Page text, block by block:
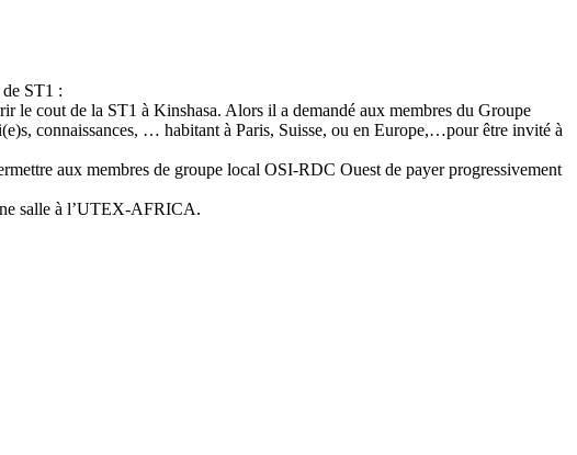
ST1 :
le cout de la ST1 à Kinshasa. Alors il a demandé aux membres du Groupe
connaissances, … habitant à Paris, Suisse, ou en Europe,…pour être invité à
aux membres de groupe local OSI-RDC Ouest de payer progressivement
salle à l’UTEX-AFRICA.